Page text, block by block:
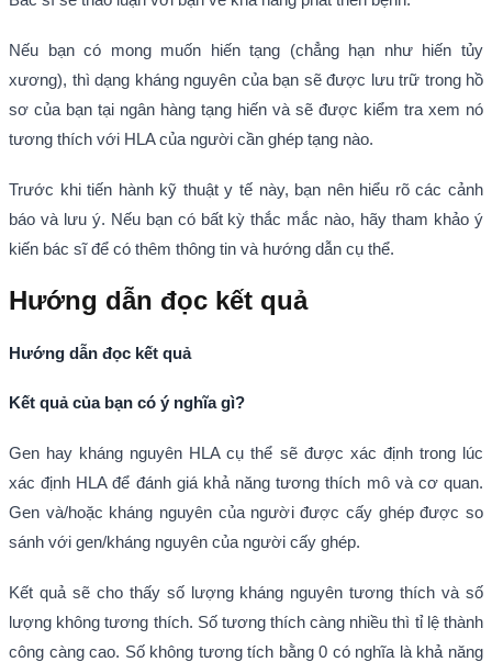
Nếu bạn có mong muốn hiến tạng (chẳng hạn như hiến tủy
xương), thì dạng kháng nguyên của bạn sẽ được lưu trữ trong hồ
sơ của bạn tại ngân hàng tạng hiến và sẽ được kiểm tra xem nó
tương thích với HLA của người cần ghép tạng nào.
Trước khi tiến hành kỹ thuật y tế này, bạn nên hiểu rõ các cảnh
báo và lưu ý. Nếu bạn có bất kỳ thắc mắc nào, hãy tham khảo ý
kiến bác sĩ để có thêm thông tin và hướng dẫn cụ thể.
Hướng dẫn đọc kết quả
Hướng dẫn đọc kết quả
Kết quả của bạn có ý nghĩa gì?
Gen hay kháng nguyên HLA cụ thể sẽ được xác định trong lúc
xác định HLA để đánh giá khả năng tương thích mô và cơ quan.
Gen và/hoặc kháng nguyên của người được cấy ghép được so
sánh với gen/kháng nguyên của người cấy ghép.
Kết quả sẽ cho thấy số lượng kháng nguyên tương thích và số
lượng không tương thích. Số tương thích càng nhiều thì tỉ lệ thành
công càng cao. Số không tương tích bằng 0 có nghĩa là khả năng